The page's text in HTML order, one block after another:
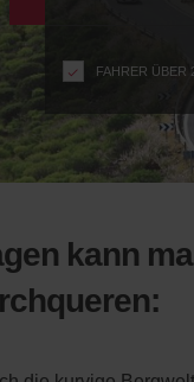
f
o
r
c
r
e
n
R
e
FAHRER ÜBER
kann